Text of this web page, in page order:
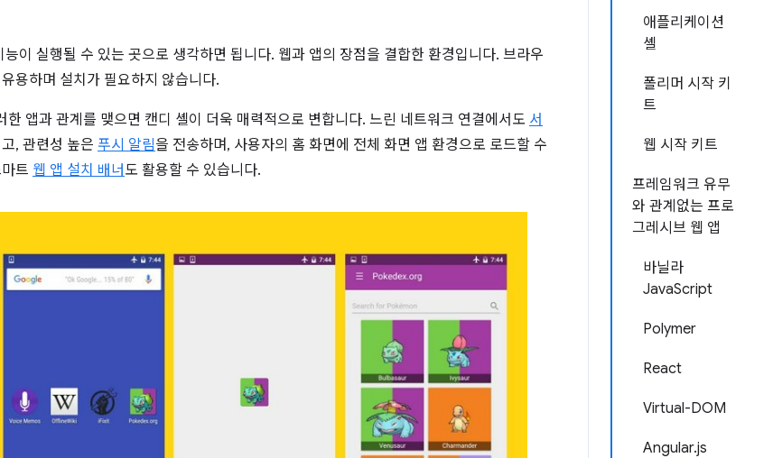
애플리케이션
셸
폴리머 시작 키
트
웹 시작 키트
프레임워크 유무
와 관계없는 프로
그레시브 웹 앱
바닐라
JavaScript
Polymer
React
Virtual-DOM
Angular.js
이 실행될 수 있는 곳으로 생각하면 됩니다. 웹과 앱의 장점을 결합한 환경입니다. 브라우
용하며 설치가 필요하지 않습니다.
앱과 관계를 맺으면 캔디 셸이 더욱 매력적으로 변합니다. 느린 네트워크 연결에서도 서
, 관련성 높은 푸시 알림을 전송하며, 사용자의 홈 화면에 전체 화면 앱 환경으로 로드할 수
트 웹 앱 설치 배너 도 활용할 수 있습니다.